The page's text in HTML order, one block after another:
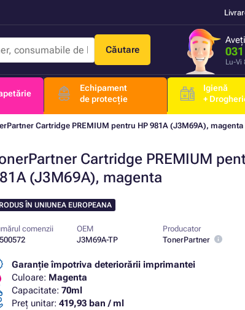
Căutare
Lu-Vi
Echipament
de protecție
Igienă
+
Cartridge PREMIUM pentru HP 981A (J3M69A), magenta
Cartridge PREMIUM
(J3M69A), magenta
ÎN UNIUNEA EUROPEANA
comenzii
OEM
J3M69A-TP
Producator
TonerPartner
Garanție împotriva deteriorării imprimantei
Culoare: Magenta
Capacitate: 70ml
Preț unitar: 419,93 ban / ml